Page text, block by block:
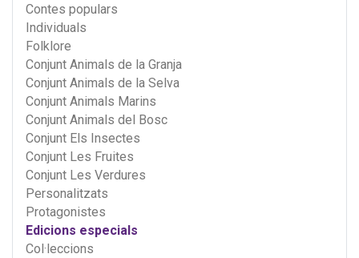
Contes populars
Individuals
Folklore
Conjunt Animals de la Granja
Conjunt Animals de la Selva
Conjunt Animals Marins
Conjunt Animals del Bosc
Conjunt Els Insectes
Conjunt Les Fruites
Conjunt Les Verdures
Personalitzats
Protagonistes
Edicions especials
Col·leccions